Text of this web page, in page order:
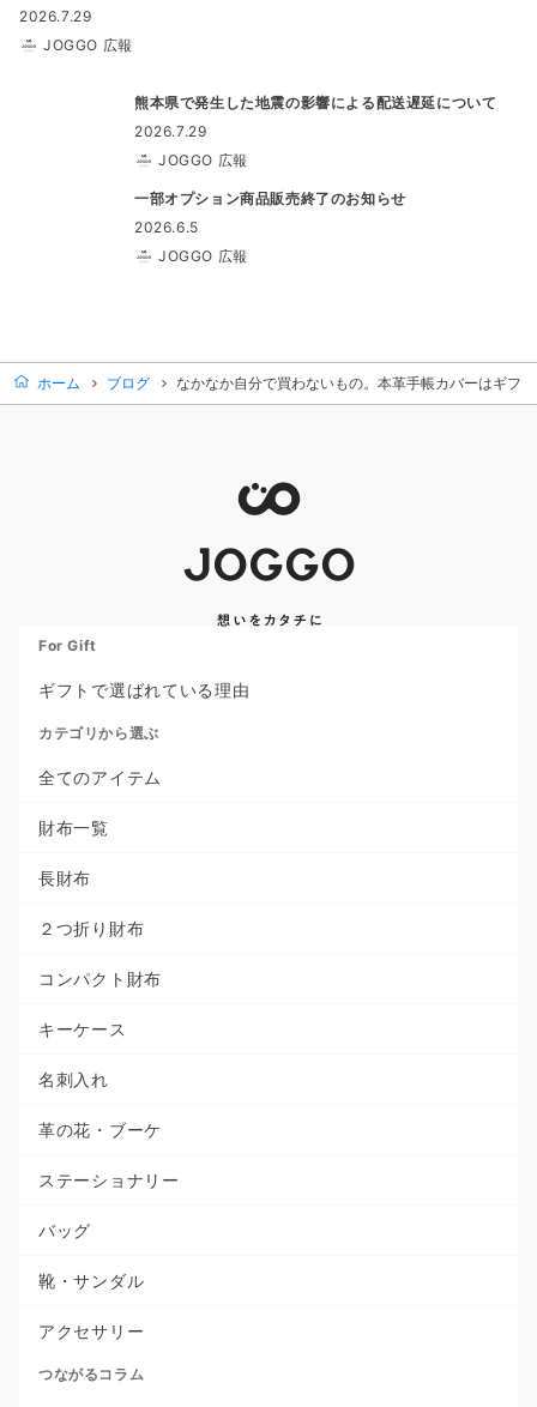
2026.7.29
JOGGO 広報
熊本県で発生した地震の影響による配送遅延について
2026.7.29
JOGGO 広報
一部オプション商品販売終了のお知らせ
2026.6.5
JOGGO 広報
ホーム ブログ なかなか自分で買わないもの。本革手帳カバーはギフ
For Gift
ギフトで選ばれている理由
カテゴリから選ぶ
全てのアイテム
財布一覧
長財布
２つ折り財布
コンパクト財布
キーケース
名刺入れ
革の花・ブーケ
ステーショナリー
バッグ
靴・サンダル
アクセサリー
つながるコラム